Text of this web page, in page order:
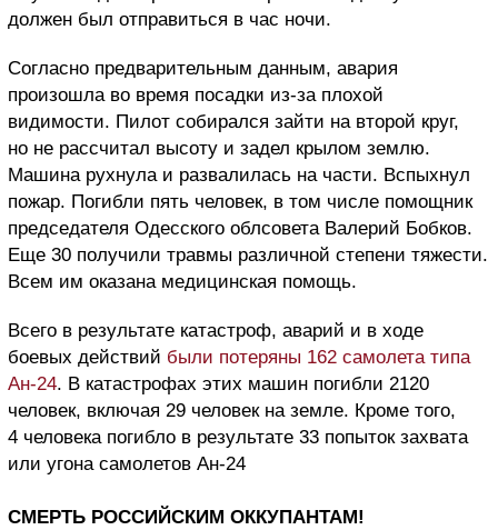
должен был отправиться в час ночи.
Согласно предварительным данным, авария
произошла во время посадки из-за плохой
видимости. Пилот собирался зайти на второй круг,
но не рассчитал высоту и задел крылом землю.
Машина рухнула и развалилась на части. Вспыхнул
пожар. Погибли пять человек, в том числе помощник
председателя Одесского облсовета Валерий Бобков.
Еще 30 получили травмы различной степени тяжести.
Всем им оказана медицинская помощь.
Всего в результате катастроф, аварий и в ходе
боевых действий были потеряны 162 самолета типа
Ан-24. В катастрофах этих машин погибли 2120
человек, включая 29 человек на земле. Кроме того,
4 человека погибло в результате 33 попыток захвата
или угона самолетов Ан-24
СМЕРТЬ РОССИЙСКИМ ОККУПАНТАМ!